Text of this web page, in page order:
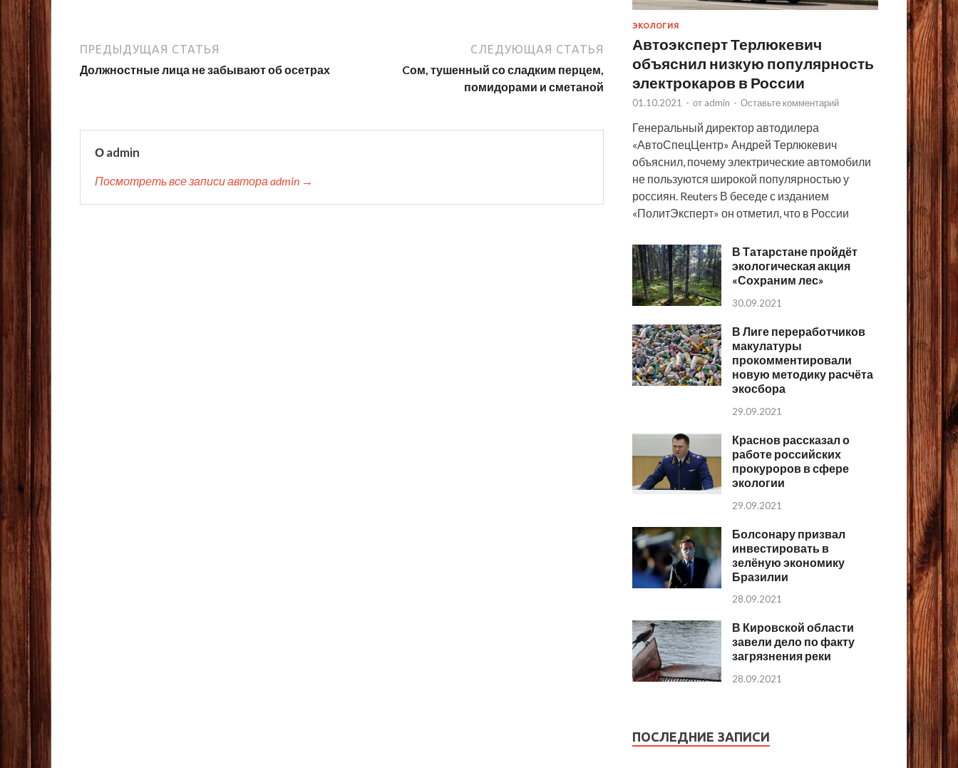
ПРЕДЫДУЩАЯ СТАТЬЯ
Должностные лица не забывают об осетрах
СЛЕДУЮЩАЯ СТАТЬЯ
Cом, тушенный со сладким перцем,
помидорами и сметаной
О admin
Посмотреть все записи автора admin →
ЭКОЛОГИЯ
Автоэксперт Терлюкевич
объяснил низкую популярность
электрокаров в России
01.10.2021 - от admin - Оставьте комментарий
Генеральный директор автодилера
«АвтоСпецЦентр» Андрей Терлюкевич
объяснил, почему электрические автомобили
не пользуются широкой популярностью у
россиян. Reuters В беседе с изданием
«ПолитЭксперт» он отметил, что в России
В Татарстане пройдёт
экологическая акция
«Сохраним лес»
30.09.2021
В Лиге переработчиков
макулатуры
прокомментировали
новую методику расчёта
экосбора
29.09.2021
Краснов рассказал о
работе российских
прокуроров в сфере
экологии
29.09.2021
Болсонару призвал
инвестировать в
зелёную экономику
Бразилии
28.09.2021
В Кировской области
завели дело по факту
загрязнения реки
28.09.2021
ПОСЛЕДНИЕ ЗАПИСИ